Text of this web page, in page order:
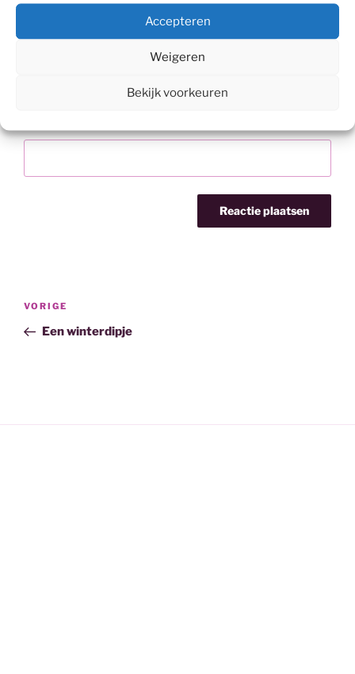
Accepteren
Weigeren
Bekijk voorkeuren
E-mail*
Bericht
Vorig
bericht
VORIGE
Een winterdipje